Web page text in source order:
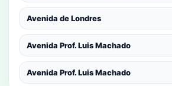
Avenida de Londres
Avenida Prof. Luis Machado
Avenida Prof. Luis Machado